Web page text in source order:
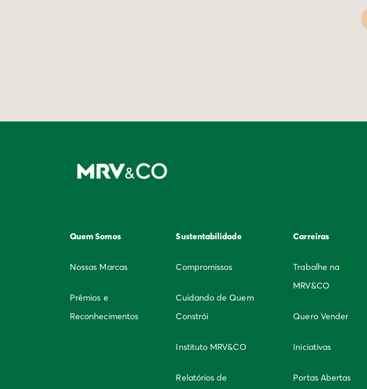
Quem Somos
Nossas Marcas
Prêmios e
Reconhecimentos
Sustentabilidade
Compromissos
Cuidando de Quem
Constrói
Instituto MRV&CO
Relatórios de
Carreiras
Trabalhe na
MRV&CO
Quero Vender
Iniciativas
Portas Abertas